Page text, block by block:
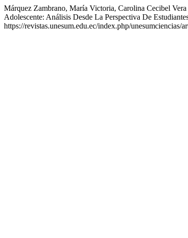
Márquez Zambrano, María Victoria, Carolina Cecibel
Adolescente: Análisis Desde La Perspectiva De
https://revistas.unesum.edu.ec/index.php/unesumciencias/